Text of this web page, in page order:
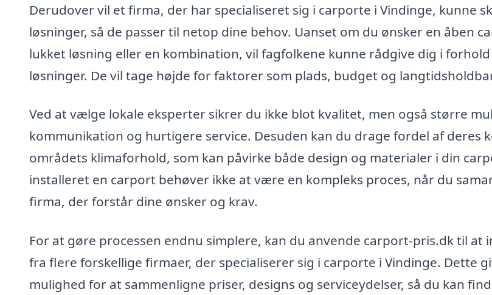
Derudover vil et firma, der har specialiseret sig i carporte i Vindinge, kunne
løsninger, så de passer til netop dine behov. Uanset om du ønsker en åben
lukket løsning eller en kombination, vil fagfolkene kunne rådgive dig i
løsninger. De vil tage højde for faktorer som plads, budget og
Ved at vælge lokale eksperter sikrer du ikke blot kvalitet, men også større
kommunikation og hurtigere service. Desuden kan du drage fordel af deres
områdets klimaforhold, som kan påvirke både design og materialer i din
installeret en carport behøver ikke at være en kompleks proces, når du
firma, der forstår dine ønsker og krav.
For at gøre processen endnu simplere, kan du anvende carport-pris.dk til at
fra flere forskellige firmaer, der specialiserer sig i carporte i Vindinge. Dette
mulighed for at sammenligne priser, designs og serviceydelser, så du kan